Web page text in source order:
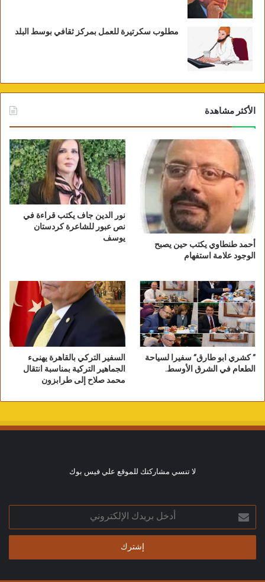
مطلوب سكرتيرة للعمل بمركز ثقافي بوسط البلد
الأكثر مشاهدة
أحمد طنطاوي يكتب حين يصبح
الوجود علامة استفهام
نور الدين جاف يكتب قراءة في
نص عبور للشاعرة كردستان
يوسف
” كشري ابو طارق” سفيرا لسياحة
الطعام في الشرق الأوسط.
السفير التركي بالقاهرة يهنىء
الجماهير التركية بمناسبة انتقال
محمد صلاح إلى طرابزون
لا تنسي مشاركتك للموقع علي فيس بوك
أدخل
بريدك
الإلكتروني